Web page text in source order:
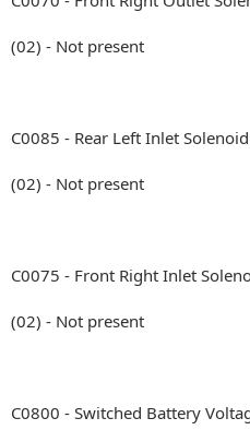
(02) - Not present
C0085 - Rear Left Inlet
(02) - Not present
C0075 - Front Right Inlet
(02) - Not present
C0800 - Switched Battery